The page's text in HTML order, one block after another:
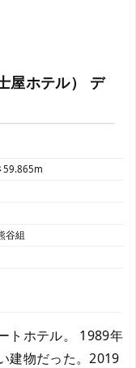
屋ホテル） デ
59.865m
谷組
トホテル。 1989年
建物だった。2019